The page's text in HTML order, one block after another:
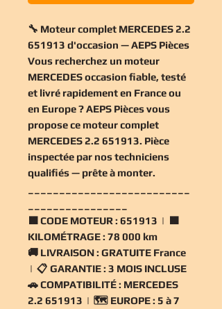
🔧 Moteur complet MERCEDES 2.2
651913 d'occasion — AEPS Pièces
Vous recherchez un moteur
MERCEDES occasion fiable, testé
et livré rapidement en France ou
en Europe ? AEPS Pièces vous
propose ce moteur complet
MERCEDES 2.2 651913. Pièce
inspectée par nos techniciens
qualifiés — prête à monter.
🟧CODE MOTEUR : 651913 | 🟧
KILOMÉTRAGE : 78 000 km
🚚 LIVRAISON : GRATUITE France
| 📋 GARANTIE : 3 MOIS INCLUSE
🚗COMPATIBILITÉ : MERCEDES
2.2 651913 | 🗺️ EUROPE : 5 à 7